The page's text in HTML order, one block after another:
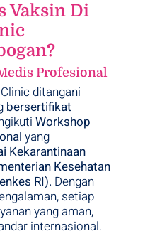
Vaksin Di
Profesional
ditangani
bersertifikat
Workshop
yang
Kekarantinaan
Kesehatan
RI). Dengan
setiap
yang aman,
internasional.